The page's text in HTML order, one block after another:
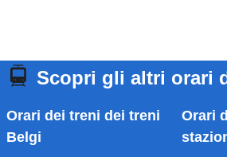
Scopri gli altri orari
Orari dei treni dei treni
Belgi
Orari